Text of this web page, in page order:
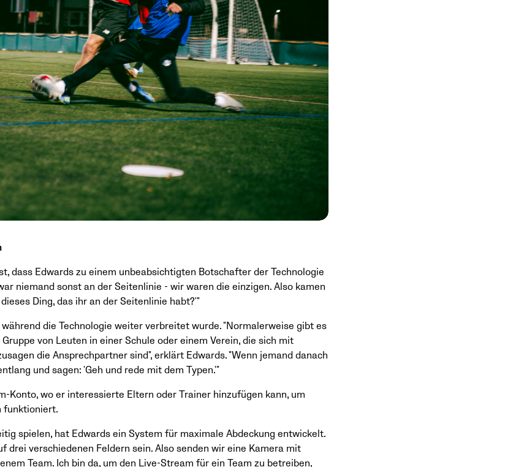
dass Edwards zu einem unbeabsichtigten Botschafter der Technologie
niemand sonst an der Seitenlinie - wir waren die einzigen. Also kamen
Ding, das ihr an der Seitenlinie habt?'"
die Technologie weiter verbreitet wurde. "Normalerweise gibt es
von Leuten in einer Schule oder einem Verein, die sich mit
die Ansprechpartner sind", erklärt Edwards. "Wenn jemand danach
und sagen: 'Geh und rede mit dem Typen.'"
Konto, wo er interessierte Eltern oder Trainer hinzufügen kann, um
funktioniert.
spielen, hat Edwards ein System für maximale Abdeckung entwickelt.
drei verschiedenen Feldern sein. Also senden wir eine Kamera mit
Team. Ich bin da, um den Live-Stream für ein Team zu betreiben,